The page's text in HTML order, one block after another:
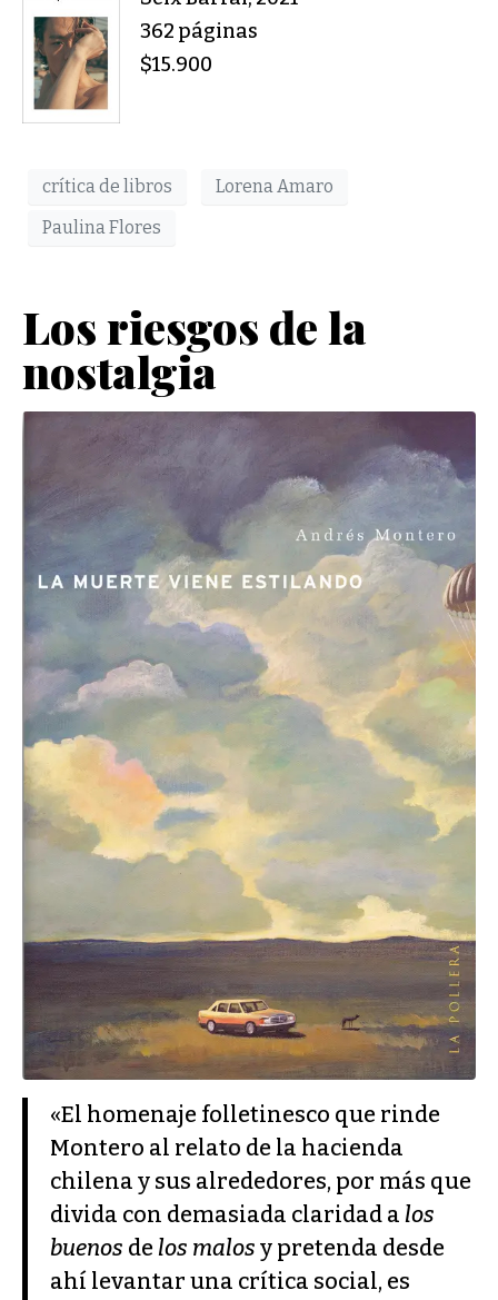
362 páginas
$15.900
crítica de libros
Lorena Amaro
Paulina Flores
Los riesgos de la
nostalgia
«El homenaje folletinesco que rinde
Montero al relato de la hacienda
chilena y sus alrededores, por más que
divida con demasiada claridad a los
buenos de los malos y pretenda desde
ahí levantar una crítica social, es